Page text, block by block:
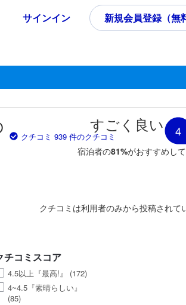
サインイン 新規会員登録（無
すごく良い
クチコミ 939 件のクチコミ 4
宿泊者の81%がおすすめし
クチコミは利用者のみから投稿されて
チコミスコア
4.5以上『最高!』 (172)
4~4.5『素晴らしい』
(85)